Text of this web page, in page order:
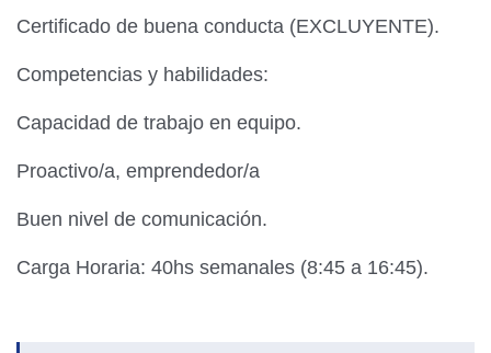
Certificado de buena conducta (EXCLUYENTE).
Competencias y habilidades:
Capacidad de trabajo en equipo.
Proactivo/a, emprendedor/a
Buen nivel de comunicación.
Carga Horaria: 40hs semanales (8:45 a 16:45).